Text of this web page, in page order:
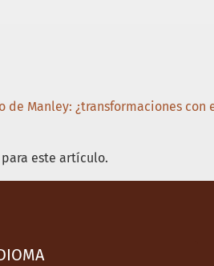
de Manley: ¿transformaciones con
este artículo.